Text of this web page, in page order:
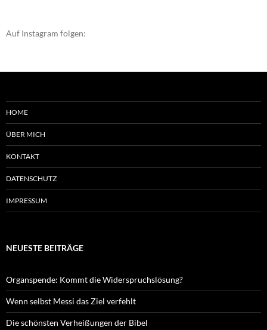
Auf Instagram folgen:
HOME
ÜBER MICH
KONTAKT
DATENSCHUTZ
IMPRESSUM
NEUESTE BEITRÄGE
Organspende: Kommt die Widerspruchslösung?
Wenn selbst Messi das Ziel verfehlt
Die schönsten Verheißungen der Bibel